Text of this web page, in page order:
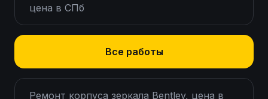
цена в СПб
Все работы
Ремонт корпуса зеркала Bentley, цена в